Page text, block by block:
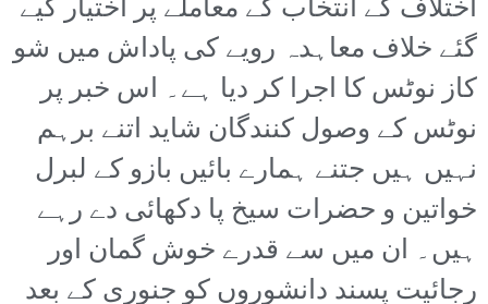
اختلاف کے انتخاب کے معاملے پر اختیار کیے
گئے خلاف معاہدہ رویے کی پاداش میں شو
کاز نوٹس کا اجرا کر دیا ہے۔ اس خبر پر
نوٹس کے وصول کنندگان شاید اتنے برہم
نہیں ہیں جتنے ہمارے بائیں بازو کے لبرل
خواتین و حضرات سیخ پا دکھائی دے رہے
ہیں۔ ان میں سے قدرے خوش گمان اور
رجائیت پسند دانشوروں کو جنوری کے بعد